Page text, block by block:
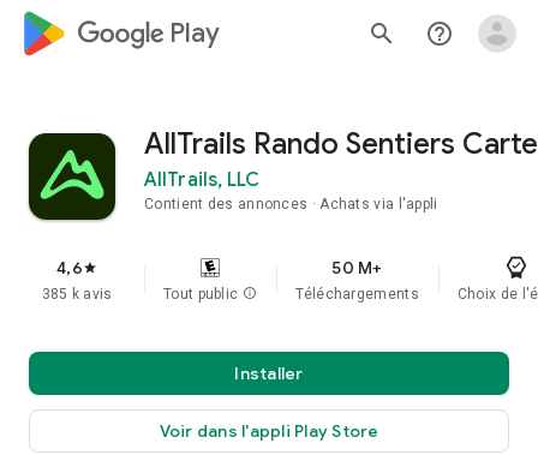
google_logo Play search help_outline
AllTrails Rando Sentiers Carte
AllTrails, LLC
Contient des annonces Achats via l'appli
4,6star
385 k avis Tout public info
50 M+
Téléchargements Choix de
Installer
Voir dans l'appli Play Store